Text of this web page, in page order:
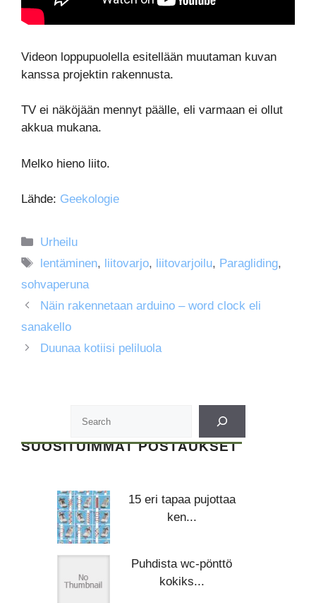
Videon loppupuolella esitellään muutaman kuvan
kanssa projektin rakennusta.
TV ei näköjään mennyt päälle, eli varmaan ei ollut
akkua mukana.
Melko hieno liito.
Lähde: Geekologie
Kategoriat
Urheilu
Avainsanat
lentäminen, liitovarjo, liitovarjoilu, Paragliding,
sohvaperuna
Näin rakennetaan arduino – word clock eli
sanakello
Duunaa kotiisi peliluola
SUOSITUIMMAT POSTAUKSET
15 eri tapaa pujottaa
ken...
Puhdista wc-pönttö
kokiks...